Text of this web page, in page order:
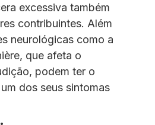
excessiva também
contribuintes. Além
neurológicas como a
que afeta o
podem ter o
dos seus sintomas